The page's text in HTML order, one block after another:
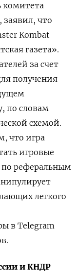
комитета
что
Kombat
газета».
за счет
получения
по словам
схемой.
что игра
игровые
реферальным
легкого
в Telegram
и КНДР